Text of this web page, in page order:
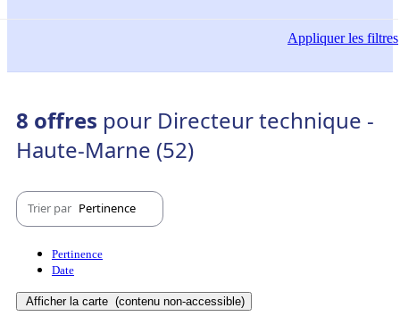
Appliquerles filtres
8 offres pour Directeur technique -
Haute-Marne (52)
Trier par Pertinence
Pertinence
Date
Afficher la carte (contenu non-accessible)